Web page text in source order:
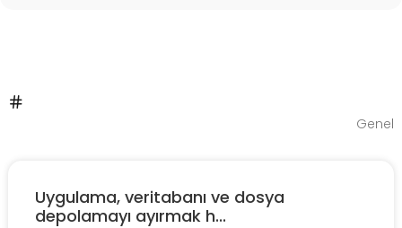
Genel
Uygulama, veritabanı ve dosya
depolamayı ayırmak h...